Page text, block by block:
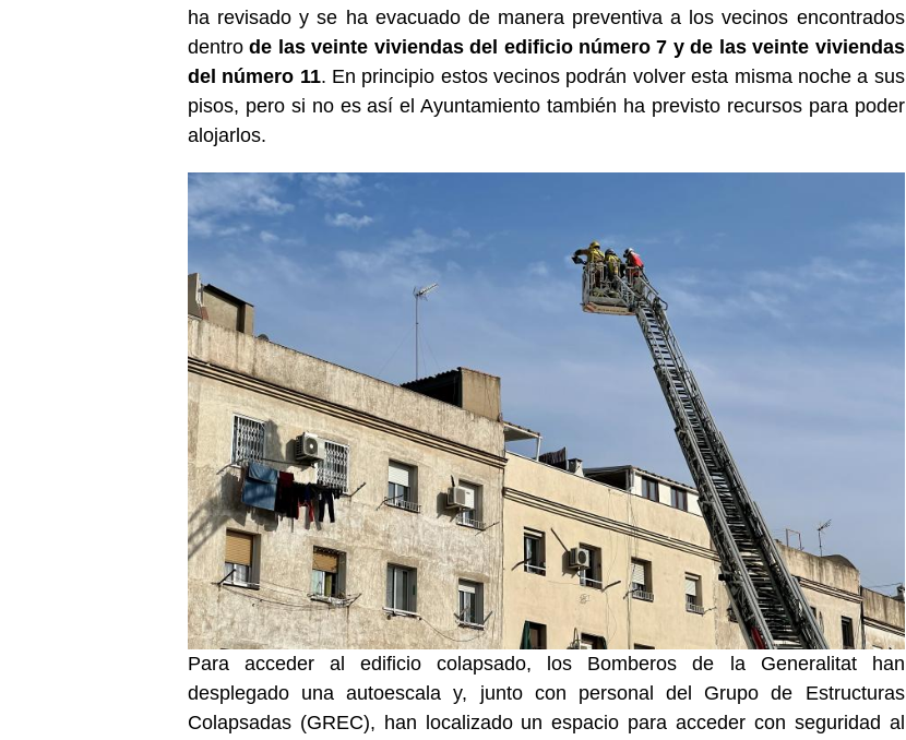
ha revisado y se ha evacuado de manera preventiva a los vecinos encontrados
dentro de las veinte viviendas del edificio número 7 y de las veinte viviendas
del número 11. En principio estos vecinos podrán volver esta misma noche a sus
pisos, pero si no es así el Ayuntamiento también ha previsto recursos para poder
alojarlos.
Para acceder al edificio colapsado, los Bomberos de la Generalitat han
desplegado una autoescala y, junto con personal del Grupo de Estructuras
Colapsadas (GREC), han localizado un espacio para acceder con seguridad al